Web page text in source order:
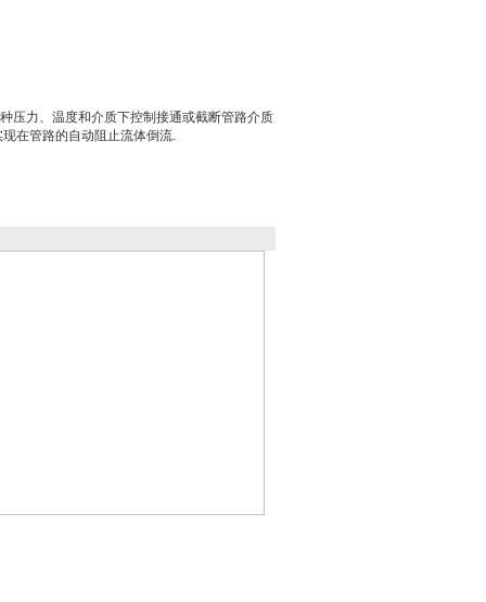
压力、温度和介质下控制接通或截断管路介质
在管路的自动阻止流体倒流.